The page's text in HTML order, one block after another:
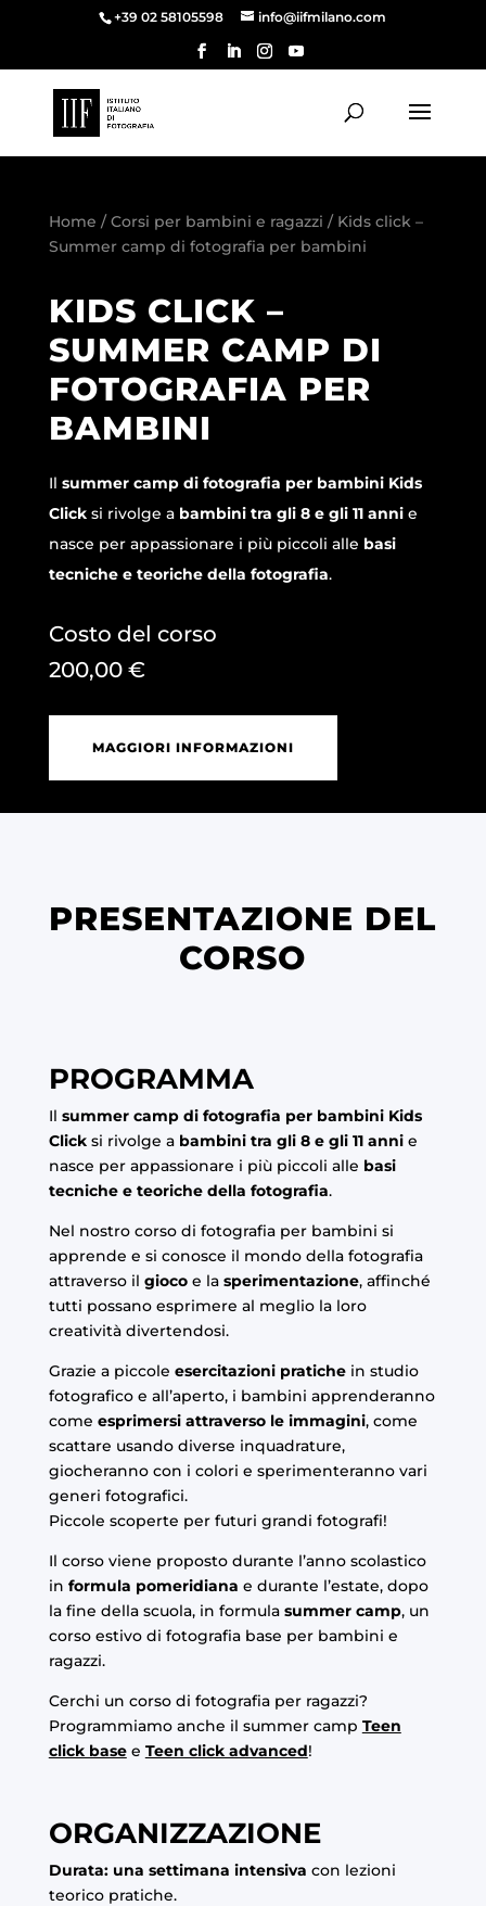
+39 02 58105598 info@iifmilano.com
Home /Corsi per bambini e ragazzi / Kids click –
Summer camp di fotografia per bambini
KIDS CLICK –
SUMMER CAMP DI
FOTOGRAFIA PER
BAMBINI
Il summer camp di fotografia per bambini Kids
Clicksi rivolge a bambini tra gli 8 e gli 11 annie
nasce per appassionare i più piccoli alle basi
tecniche e teoriche della fotografia.
Costo del corso
200,00 €
MAGGIORI INFORMAZIONI
PRESENTAZIONE DEL
CORSO
PROGRAMMA
Il summer camp di fotografia per bambini Kids
Clicksi rivolge a bambini tra gli 8 e gli 11 annie
nasce per appassionare i più piccoli alle basi
tecniche e teoriche della fotografia.
Nel nostro corso di fotografia per bambini si
apprende e si conosce il mondo della fotografia
attraverso il giocoe la sperimentazione, affinché
tutti possano esprimere al meglio la loro
creatività divertendosi.
Grazie a piccole esercitazioni pratichein studio
fotografico e all’aperto, i bambini apprenderanno
come esprimersi attraverso le immagini, come
scattare usando diverse inquadrature,
giocheranno con i colori e sperimenteranno vari
generi fotografici.
Piccole scoperte per futuri grandi fotografi!
Il corso viene proposto durante l’anno scolastico
in formula pomeridiana e durante l’estate, dopo
la fine della scuola, in formula summer camp, un
corso estivo di fotografia base per bambini e
ragazzi.
Cerchi un corso di fotografia per ragazzi?
Programmiamo anche il summer camp Teen
click basee Teen click advanced!
ORGANIZZAZIONE
Durata: una settimana intensiva con lezioni
teorico pratiche.